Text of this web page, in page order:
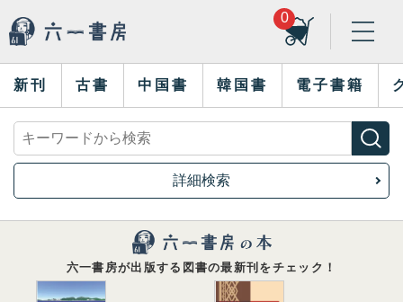
0
新刊 古書 中国書 韓国書 電子書籍
詳細検索
六一書房が出版する図書の最新刊をチェック！